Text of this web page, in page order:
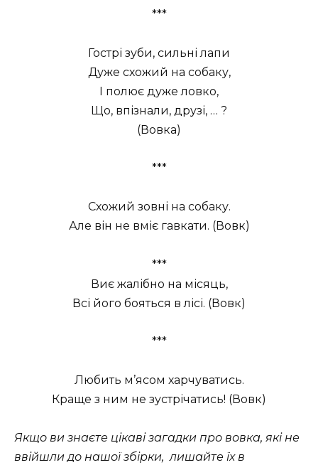
***
Гострі зуби, сильні лапи
Дуже схожий на собаку,
І полює дуже ловко,
Що, впізнали, друзі, … ?
(Вовка)
***
Схожий зовні на собаку.
Але він не вміє гавкати. (Вовк)
***
Виє жалібно на місяць,
Всі його бояться в лісі. (Вовк)
***
Любить м’ясом харчуватись.
Краще з ним не зустрічатись! (Вовк)
Якщо ви знаєте цікаві загадки про вовка, які не
ввійшли до нашої збірки, лишайте їх в